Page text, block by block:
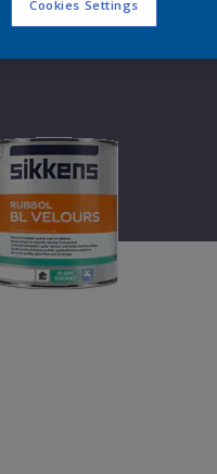
Cookies Settings